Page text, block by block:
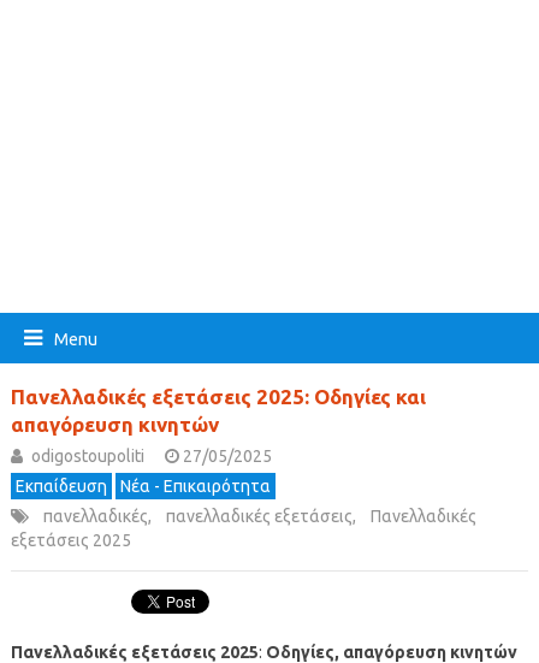
Menu
Πανελλαδικές εξετάσεις 2025: Οδηγίες και
απαγόρευση κινητών
odigostoupoliti
27/05/2025
Εκπαίδευση
Νέα - Επικαιρότητα
πανελλαδικές, πανελλαδικές εξετάσεις,
Πανελλαδικές
εξετάσεις 2025
Πανελλαδικές εξετάσεις 2025: Οδηγίες, απαγόρευση κινητών